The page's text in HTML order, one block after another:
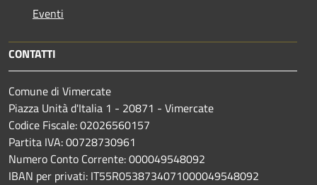
Eventi
CONTATTI
Comune di Vimercate
Piazza Unità d'Italia 1 - 20871 - Vimercate
Codice Fiscale: 02026560157
Partita IVA: 00728730961
Numero Conto Corrente: 000049548092
IBAN per privati: IT55R0538734071000049548092